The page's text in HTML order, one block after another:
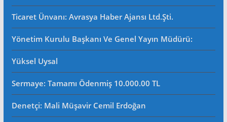
Ticaret Ünvanı: Avrasya Haber Ajansı Ltd.Şti.
Yönetim Kurulu Başkanı Ve Genel Yayın Müdürü:
Yüksel Uysal
Sermaye: Tamamı Ödenmiş 10.000.00 TL
Denetçi: Mali Müşavir Cemil Erdoğan